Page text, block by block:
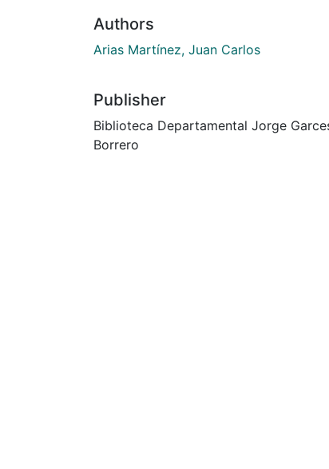
Authors
Arias Martínez, Juan Carlos
Publisher
Biblioteca Departamental Jorge
Borrero